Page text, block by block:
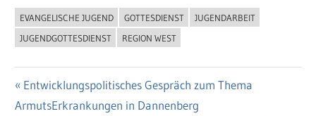
EVANGELISCHE JUGEND GOTTESDIENST
JUGENDARBEIT
JUGENDGOTTESDIENST
REGION WEST
Beitragsnavigation
Vorheriger
Beitrag:
Entwicklungspolitisches Gespräch zum Thema
ArmutsErkrankungen in Dannenberg